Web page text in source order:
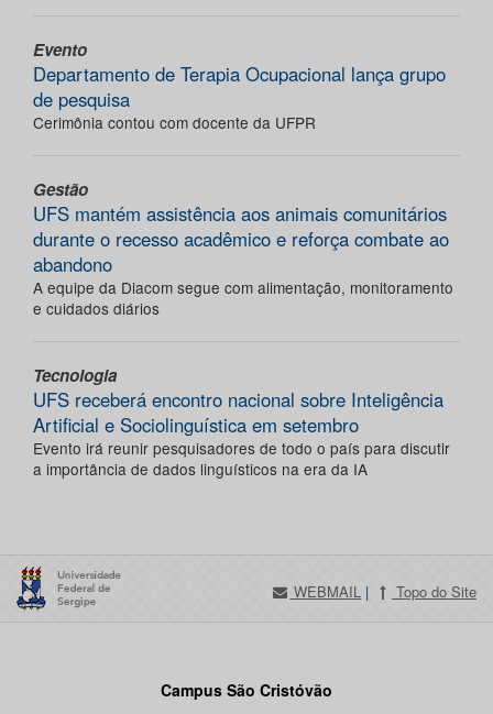
Evento
Departamento de Terapia Ocupacional lança grupo
de pesquisa
Cerimônia contou com docente da UFPR
Gestão
UFS mantém assistência aos animais comunitários
durante o recesso acadêmico e reforça combate ao
abandono
A equipe da Diacom segue com alimentação, monitoramento
e cuidados diários
Tecnologia
UFS receberá encontro nacional sobre Inteligência
Artificial e Sociolinguística em setembro
Evento irá reunir pesquisadores de todo o país para discutir
a importância de dados linguísticos na era da IA
WEBMAIL | Topo do Site
Campus São Cristóvão